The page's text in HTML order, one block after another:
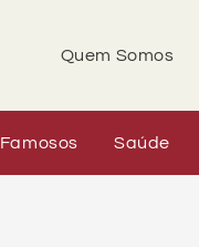
Quem Somos
Famosos Saúde